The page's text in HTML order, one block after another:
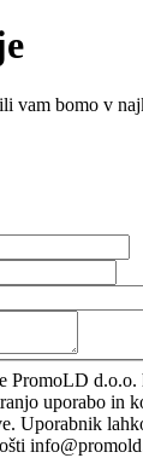
vam bomo v
PromoLD d.o.o.
uporabo in
Uporabnik